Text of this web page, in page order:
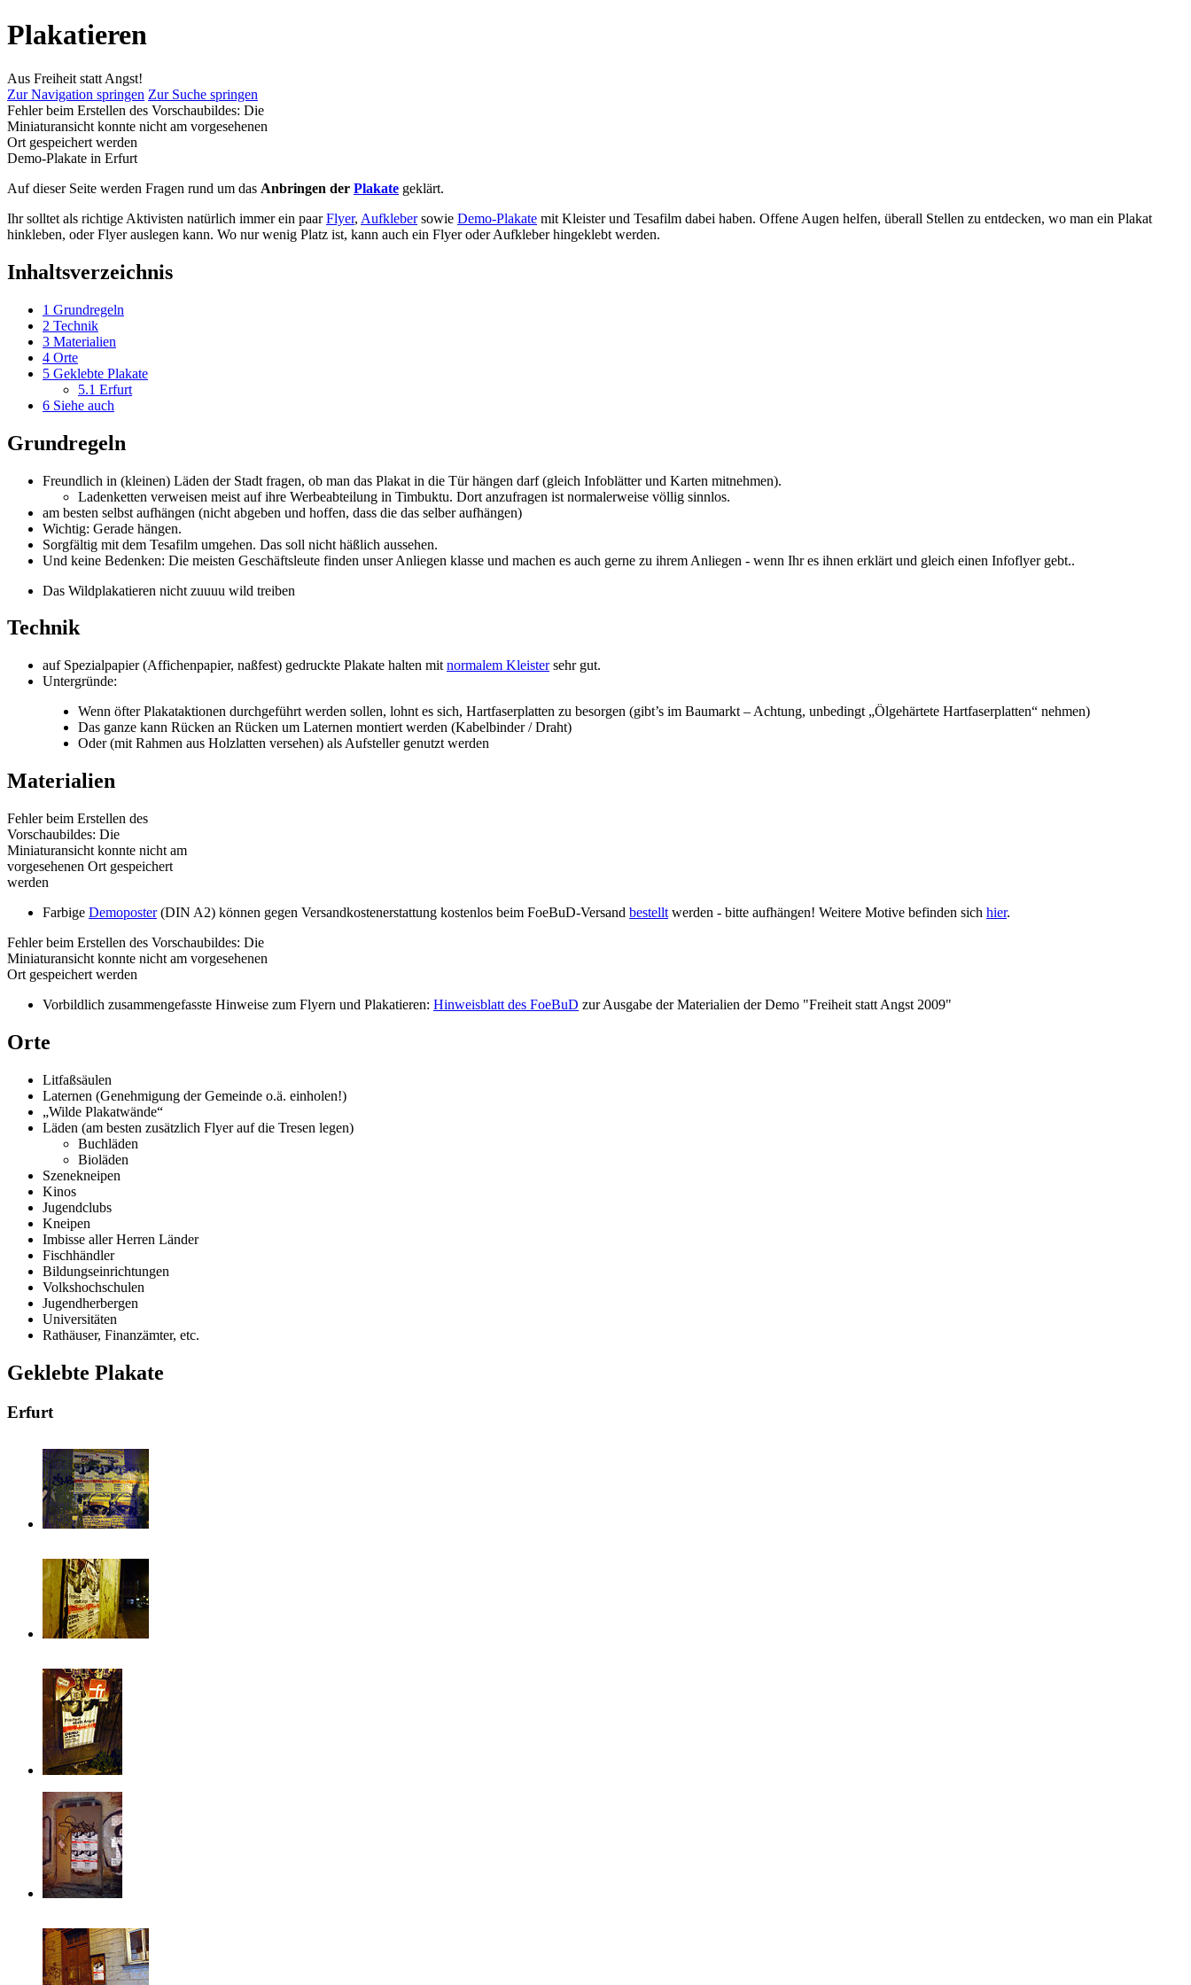
Plakatieren
Aus Freiheit statt Angst!
Zur Navigation springen Zur Suche springen
Fehler beim Erstellen des Vorschaubildes: Die
Miniaturansicht konnte nicht am vorgesehenen
Ort gespeichert werden
Demo-Plakate in Erfurt
Auf dieser Seite werden Fragen rund um das Anbringen der Plakate geklärt.
Ihr solltet als richtige Aktivisten natürlich immer ein paarFlyer, Aufklebersowie Demo-Plakate mit Kleister und Tesafilm dabei haben. Offene Augen helfen, überall Stellen zu entdecken, wo man ein Plakat
hinkleben, oder Flyer auslegen kann. Wo nur wenig Platz ist, kann auch ein Flyer oder Aufkleber hingeklebt werden.
Inhaltsverzeichnis
1 Grundregeln
2 Technik
3 Materialien
4 Orte
5 Geklebte Plakate
5.1 Erfurt
6 Siehe auch
Grundregeln
Freundlich in (kleinen) Läden der Stadt fragen, ob man das Plakat in die Tür hängen darf (gleich Infoblätter und Karten mitnehmen).
Ladenketten verweisen meist auf ihre Werbeabteilung in Timbuktu. Dort anzufragen ist normalerweise völlig sinnlos.
am besten selbst aufhängen (nicht abgeben und hoffen, dass die das selber aufhängen)
Wichtig: Gerade hängen.
Sorgfältig mit dem Tesafilm umgehen. Das soll nicht häßlich aussehen.
Und keine Bedenken: Die meisten Geschäftsleute finden unser Anliegen klasse und machen es auch gerne zu ihrem Anliegen - wenn Ihr es ihnen erklärt und gleich einen Infoflyer gebt..
Das Wildplakatieren nicht zuuuu wild treiben
Technik
auf Spezialpapier (Affichenpapier, naßfest) gedruckte Plakate halten mit normalem Kleistersehr gut.
Untergründe:
Wenn öfter Plakataktionen durchgeführt werden sollen, lohnt es sich, Hartfaserplatten zu besorgen (gibt’s im Baumarkt – Achtung, unbedingt „Ölgehärtete Hartfaserplatten“ nehmen)
Das ganze kann Rücken an Rücken um Laternen montiert werden (Kabelbinder / Draht)
Oder (mit Rahmen aus Holzlatten versehen) als Aufsteller genutzt werden
Materialien
Fehler beim Erstellen des
Vorschaubildes: Die
Miniaturansicht konnte nicht am
vorgesehenen Ort gespeichert
werden
Farbige Demoposter(DIN A2) können gegen Versandkostenerstattung kostenlos beim FoeBuD-Versand bestellt werden - bitte aufhängen! Weitere Motive befinden sich hier.
Fehler beim Erstellen des Vorschaubildes: Die
Miniaturansicht konnte nicht am vorgesehenen
Ort gespeichert werden
Vorbildlich zusammengefasste Hinweise zum Flyern und Plakatieren: Hinweisblatt des FoeBuD zur Ausgabe der Materialien der Demo "Freiheit statt Angst 2009"
Orte
Litfaßsäulen
Laternen (Genehmigung der Gemeinde o.ä. einholen!)
„Wilde Plakatwände“
Läden (am besten zusätzlich Flyer auf die Tresen legen)
Buchläden
Bioläden
Szenekneipen
Kinos
Jugendclubs
Kneipen
Imbisse aller Herren Länder
Fischhändler
Bildungseinrichtungen
Volkshochschulen
Jugendherbergen
Universitäten
Rathäuser, Finanzämter, etc.
Geklebte Plakate
Erfurt